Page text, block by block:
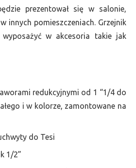
prezentował się w salonie,
innych pomieszczeniach. Grzejnik
w akcesoria takie jak
redukcyjnymi od 1 “1/4 do
i w kolorze, zamontowane na
do Tesi
1/2”